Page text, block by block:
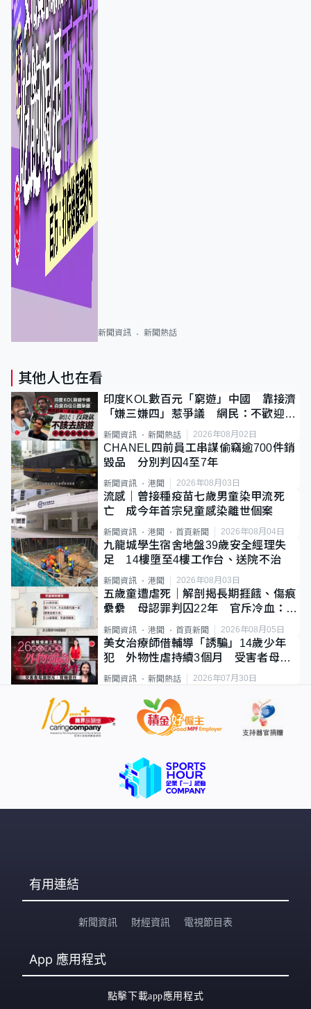
新聞資訊 新聞熱話
其他人也在看
印度KOL數百元「窮遊」中國 靠接濟
「嫌三嫌四」惹爭議 網民：不歡迎劣
質旅客
新聞資訊 新聞熱話 2026年08月02日
CHANEL四前員工串謀偷竊逾700件銷
毀品 分別判囚4至7年
新聞資訊 港聞 2026年08月03日
流感｜曾接種疫苗七歲男童染甲流死
亡 成今年首宗兒童感染離世個案
新聞資訊 港聞 首頁新聞 2026年08月04日
九龍城學生宿舍地盤39歲安全經理失
足 14樓墮至4樓工作台、送院不治
新聞資訊 港聞 2026年08月03日
五歲童遭虐死｜解剖揭長期捱餓、傷痕
纍纍 母認罪判囚22年 官斥冷血：同
類案最惡劣
新聞資訊 港聞 首頁新聞 2026年08月05日
美女治療師借輔導「誘騙」14歲少年
犯 外物性虐持續3個月 受害者母：
要保護其他人
新聞資訊 新聞熱話 2026年07月30日
有用連結
新聞資訊 財經資訊 電視節目表
App 應用程式
點擊下載app應用程式